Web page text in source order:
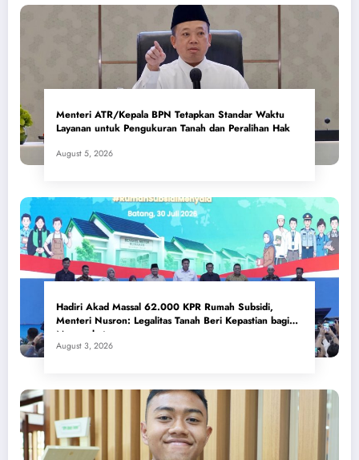
Menteri ATR/Kepala BPN Tetapkan Standar Waktu
Layanan untuk Pengukuran Tanah dan Peralihan Hak
August 5, 2026
Hadiri Akad Massal 62.000 KPR Rumah Subsidi,
Menteri Nusron: Legalitas Tanah Beri Kepastian bagi
Masyarakat
August 3, 2026